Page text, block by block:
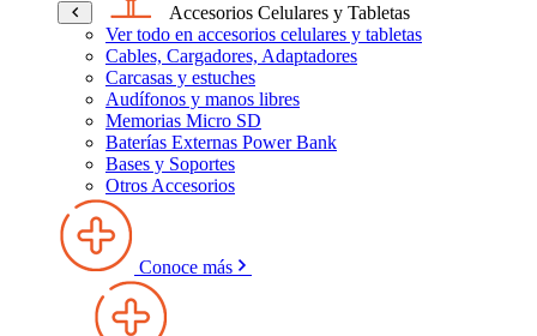
Accesorios Celulares y Tabletas
Ver todo en accesorios celulares y tabletas
Cables, Cargadores, Adaptadores
Carcasas y estuches
Audífonos y manos libres
Memorias Micro SD
Baterías Externas Power Bank
Bases y Soportes
Otros Accesorios
Conoce más